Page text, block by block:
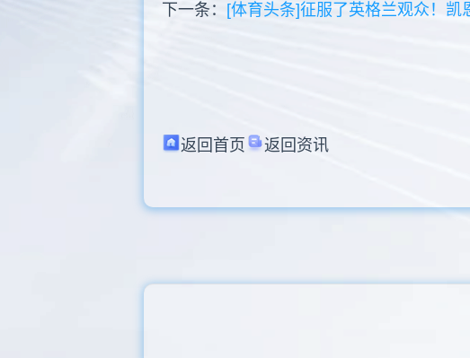
下一条： [体育头条]征服了英格兰观众！凯
返回首页 返回资讯